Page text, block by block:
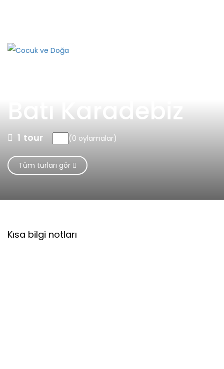
Batı Karadebiz
1 tour (0 oylamalar)
Tüm turları gör
Kısa bilgi notları